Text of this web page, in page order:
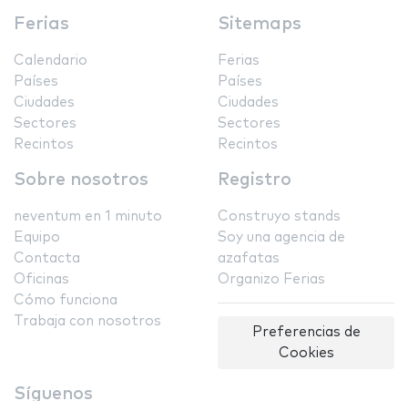
Ferias
Calendario
Países
Ciudades
Sectores
Recintos
Sitemaps
Ferias
Países
Ciudades
Sectores
Recintos
Sobre nosotros
neventum en 1 minuto
Equipo
Contacta
Oficinas
Cómo funciona
Trabaja con nosotros
Registro
Construyo stands
Soy una agencia de
azafatas
Organizo Ferias
Preferencias de
Cookies
Síguenos